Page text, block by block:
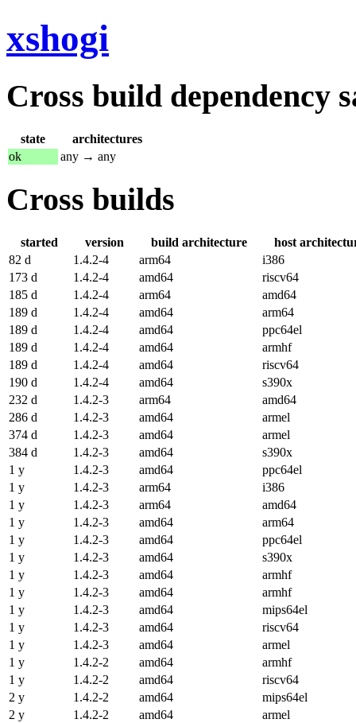
xshogi
Cross build dependency
state
architectures
ok
any → any
Cross builds
started version build architecture
host
82 d
1.4.2-4 arm64
i386
173 d
1.4.2-4 amd64
riscv64
185 d
1.4.2-4 arm64
amd64
189 d
1.4.2-4 amd64
arm64
189 d
1.4.2-4 amd64
ppc64el
189 d
1.4.2-4 amd64
armhf
189 d
1.4.2-4 amd64
riscv64
190 d
1.4.2-4 amd64
s390x
232 d
1.4.2-3 arm64
amd64
286 d
1.4.2-3 amd64
armel
374 d
1.4.2-3 amd64
armel
384 d
1.4.2-3 amd64
s390x
1 y
1.4.2-3 amd64
ppc64el
1 y
1.4.2-3 arm64
i386
1 y
1.4.2-3 arm64
amd64
1 y
1.4.2-3 amd64
arm64
1 y
1.4.2-3 amd64
ppc64el
1 y
1.4.2-3 amd64
s390x
1 y
1.4.2-3 amd64
armhf
1 y
1.4.2-3 amd64
armhf
1 y
1.4.2-3 amd64
mips64el
1 y
1.4.2-3 amd64
riscv64
1 y
1.4.2-3 amd64
armel
1 y
1.4.2-2 amd64
armhf
1 y
1.4.2-2 amd64
riscv64
2 y
1.4.2-2 amd64
mips64el
2 y
1.4.2-2 amd64
armel